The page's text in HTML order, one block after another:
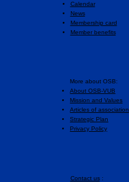
Calendar
News
Membership card
Member benefits
More about OSB:
About OSB-VUB
Mission and Values
Articles of association
Strategic Plan
Privacy Policy
Contact us: